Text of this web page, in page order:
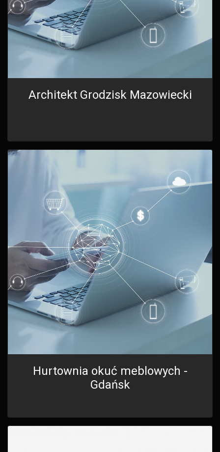
Architekt Grodzisk Mazowiecki
Hurtownia okuć meblowych -
Gdańsk